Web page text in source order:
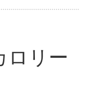
ロリー